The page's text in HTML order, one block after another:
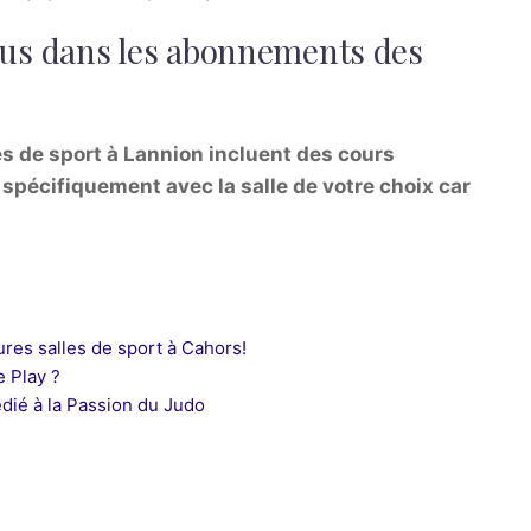
dans les abonnements des
de sport à Lannion incluent des cours
avec la salle de votre choix car
salles de sport à Cahors!
Play ?
à la Passion du Judo